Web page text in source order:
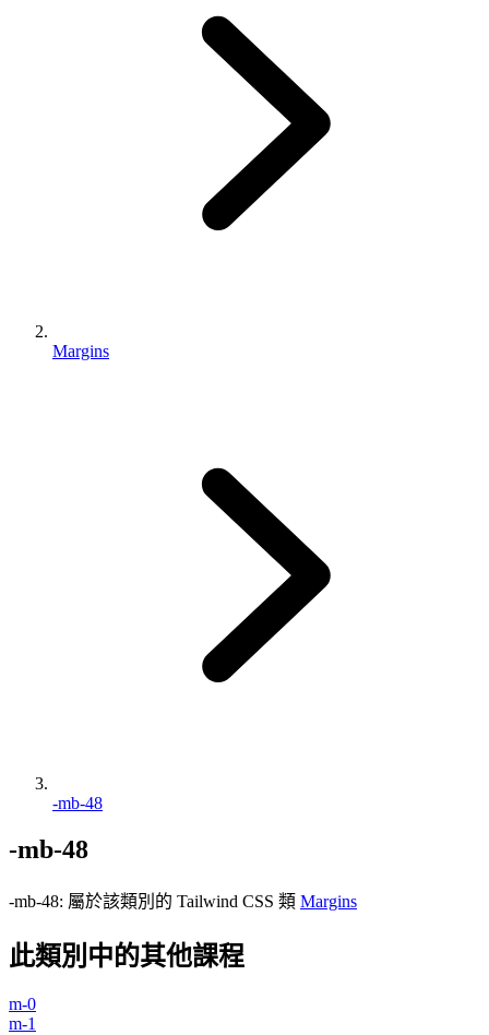
Margins
-mb-48
-mb-48
-mb-48: 屬於該類別的 Tailwind CSS 類 Margins
此類別中的其他課程
m-0
m-1